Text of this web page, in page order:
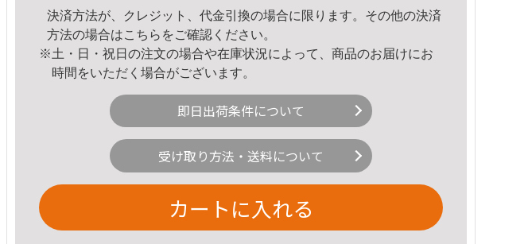
決済方法が、クレジット、代金引換の場合に限ります。その他の決済
方法の場合はこちら をご確認ください。
※土・日・祝日の注文の場合や在庫状況によって、商品のお届けにお
時間をいただく場合がございます。
即日出荷条件について
受け取り方法・送料について
カートに入れる